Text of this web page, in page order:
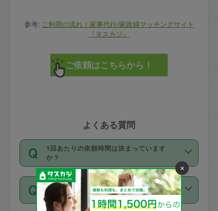
参考: ご利用の流れ｜家事代行/家政婦マッチングサイト
『タスカジ』
よくある質問
1回あたりの依頼時間は決まっています
か？
依頼1回につき3時間固定です。3時間を
超えて依頼したい場合は、延長機能をご
利用ください。機能をご利用いただくに
価格はどうやって決まっていますか？
×